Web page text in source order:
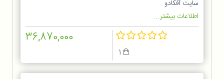
سایت آفکادو
اطلاعات بیشتر...
36,870,000